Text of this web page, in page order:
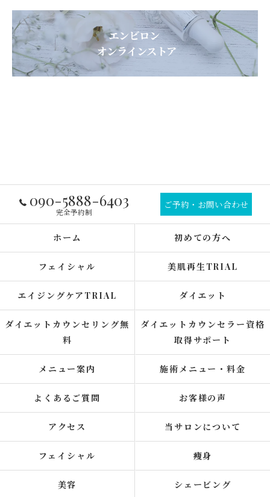
エンビロン
オンラインストア
090-5888-6403
完全予約制
ご予約・お問い合わせ
ホーム 初めての方へ
フェイシャル 美肌再生TRIAL
エイジングケアTRIAL ダイエット
ダイエットカウンセリング無
料
ダイエットカウンセラー資格
取得サポート
メニュー案内 施術メニュー・料金
よくあるご質問 お客様の声
アクセス 当サロンについて
フェイシャル 痩身
美容 シェービング